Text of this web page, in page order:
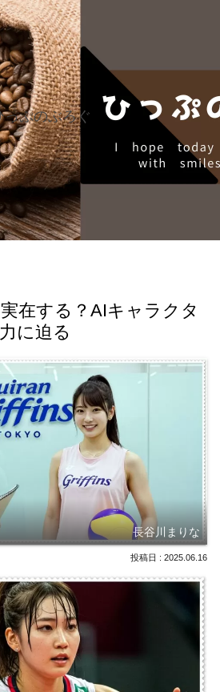
っぷのぶろぐ
在する？AIキャラクタ
に迫る
長谷川まりな
2025.06.16